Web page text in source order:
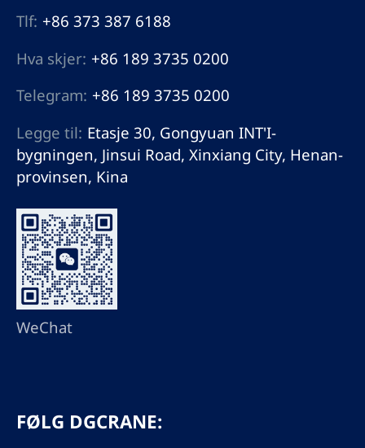
Tlf: +86 373 387 6188
Hva skjer: +86 189 3735 0200
Telegram: +86 189 3735 0200
Legge til: Etasje 30, Gongyuan INT'I-
bygningen, Jinsui Road, Xinxiang City, Henan-
provinsen, Kina
WeChat
FØLG DGCRANE: